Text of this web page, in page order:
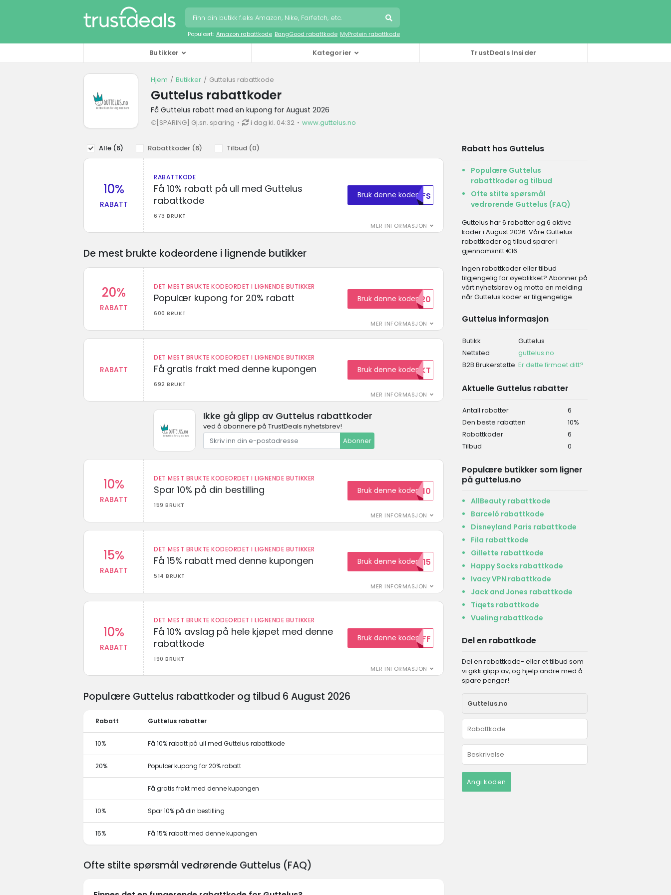
Populært: Amazon rabattkode BangGood rabattkode MyProtein rabattkode
Butikker Kategorier TrustDeals Insider
Hjem Butikker Guttelus rabattkode
Guttelus rabattkoder
Få Guttelus rabatt med en kupong for August 2026
€[SPARING] Gj.sn. sparing i dag kl. 04:32 www.guttelus.no
Alle (6) Rabattkoder (6) Tilbud (0)
10%
RABATT
RABATTKODE
Få 10% rabatt på ull med Guttelus
rabattkode
673 BRUKT
MER INFORMASJON
Bruk denne kodenMDFS
De mest brukte kodeordene i lignende butikker
20%
RABATT
DET MEST BRUKTE KODEORDET I LIGNENDE BUTIKKER
Populær kupong for 20% rabatt
600 BRUKT
MER INFORMASJON
Bruk denne koden
RABATT20
RABATT
DET MEST BRUKTE KODEORDET I LIGNENDE BUTIKKER
Få gratis frakt med denne kupongen
692 BRUKT
MER INFORMASJON
Bruk denne koden
GRATISFRAKT
Ikke gå glipp av Guttelus rabattkoder
ved å abonnere på TrustDeals nyhetsbrev!
Abonner
10%
RABATT
DET MEST BRUKTE KODEORDET I LIGNENDE BUTIKKER
Spar 10% på din bestilling
159 BRUKT
MER INFORMASJON
Bruk denne koden
HELLO10
15%
RABATT
DET MEST BRUKTE KODEORDET I LIGNENDE BUTIKKER
Få 15% rabatt med denne kupongen
514 BRUKT
MER INFORMASJON
Bruk denne koden
Welcome15
10%
RABATT
DET MEST BRUKTE KODEORDET I LIGNENDE BUTIKKER
Få 10% avslag på hele kjøpet med denne
rabattkode
190 BRUKT
MER INFORMASJON
Bruk denne koden10OFF
Rabatt hos Guttelus
Populære Guttelus
rabattkoder og tilbud
Ofte stilte spørsmål
vedrørende Guttelus (FAQ)
Guttelus har 6 rabatter og 6 aktive
koder i August 2026. Våre Guttelus
rabattkoder og tilbud sparer i
gjennomsnitt €16.
Ingen rabattkoder eller tilbud
tilgjengelig for øyeblikket? Abonner på
vårt nyhetsbrev og motta en melding
når Guttelus koder er tilgjengelige.
Guttelus informasjon
Butikk
Guttelus
Nettsted
guttelus.no
B2B Brukerstøtte Er dette firmaet ditt?
Aktuelle Guttelus rabatter
Antall rabatter
6
Den beste rabatten
10%
Rabattkoder
6
Tilbud
0
Populære butikker som ligner
på guttelus.no
AllBeauty rabattkode
Barceló rabattkode
Disneyland Paris rabattkode
Fila rabattkode
Gillette rabattkode
Happy Socks rabattkode
Ivacy VPN rabattkode
Jack and Jones rabattkode
Tiqets rabattkode
Vueling rabattkode
Del en rabattkode
Del en rabattkode- eller et tilbud som
vi gikk glipp av, og hjelp andre med å
spare penger!
Angi koden
Populære Guttelus rabattkoder og tilbud 6 August 2026
Rabatt Guttelus rabatter
10% Få 10% rabatt på ull med Guttelus rabattkode
20% Populær kupong for 20% rabatt
Få gratis frakt med denne kupongen
10% Spar 10% på din bestilling
15% Få 15% rabatt med denne kupongen
Ofte stilte spørsmål vedrørende Guttelus (FAQ)